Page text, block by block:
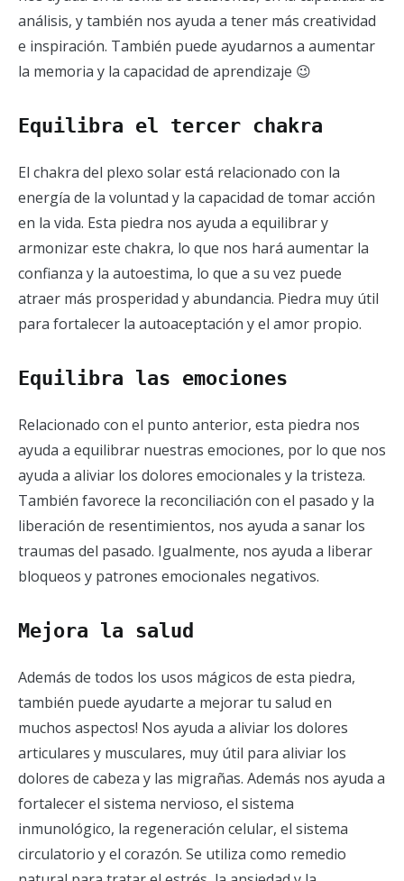
análisis, y también nos ayuda a tener más creatividad
e inspiración. También puede ayudarnos a aumentar
la memoria y la capacidad de aprendizaje 😉
Equilibra el tercer chakra
El chakra del plexo solar está relacionado con la
energía de la voluntad y la capacidad de tomar acción
en la vida. Esta piedra nos ayuda a equilibrar y
armonizar este chakra, lo que nos hará aumentar la
confianza y la autoestima, lo que a su vez puede
atraer más prosperidad y abundancia. Piedra muy útil
para fortalecer la autoaceptación y el amor propio.
Equilibra las emociones
Relacionado con el punto anterior, esta piedra nos
ayuda a equilibrar nuestras emociones, por lo que nos
ayuda a aliviar los dolores emocionales y la tristeza.
También favorece la reconciliación con el pasado y la
liberación de resentimientos, nos ayuda a sanar los
traumas del pasado. Igualmente, nos ayuda a liberar
bloqueos y patrones emocionales negativos.
Mejora la salud
Además de todos los usos mágicos de esta piedra,
también puede ayudarte a mejorar tu salud en
muchos aspectos! Nos ayuda a aliviar los dolores
articulares y musculares, muy útil para aliviar los
dolores de cabeza y las migrañas. Además nos ayuda a
fortalecer el sistema nervioso, el sistema
inmunológico, la regeneración celular, el sistema
circulatorio y el corazón. Se utiliza como remedio